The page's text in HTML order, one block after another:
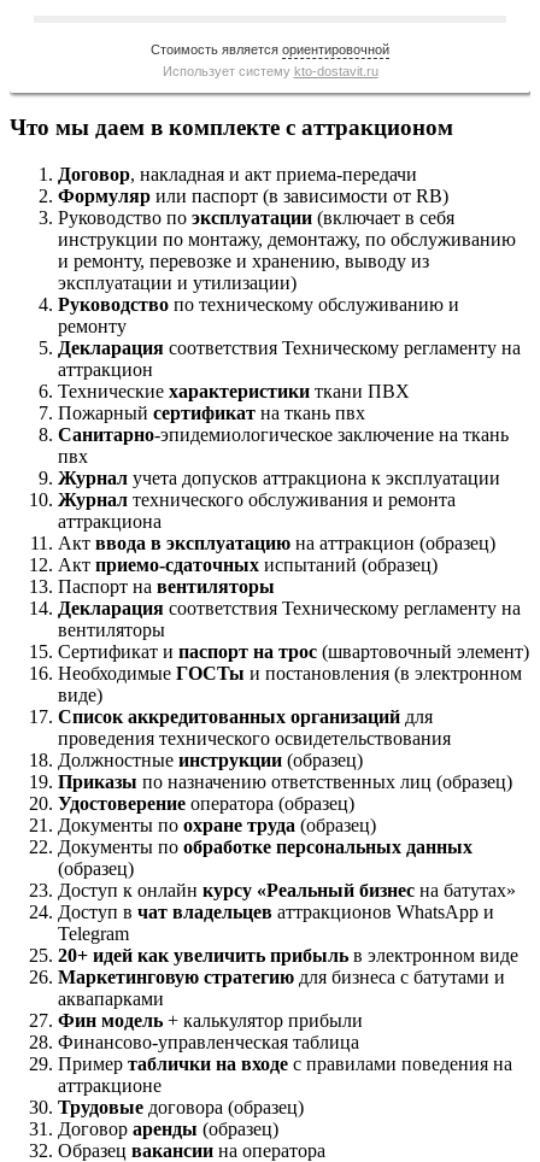
Стоимость является ориентировочной
Использует систему kto-dostavit.ru
Что мы даем в комплекте с аттракционом
Договор, накладная и акт приема-передачи
Формуляр или паспорт (в зависимости от RB)
Руководство по эксплуатации (включает в себя
инструкции по монтажу, демонтажу, по обслуживанию
и ремонту, перевозке и хранению, выводу из
эксплуатации и утилизации)
Руководство по техническому обслуживанию и
ремонту
Декларация соответствия Техническому регламенту на
аттракцион
Технические характеристики ткани ПВХ
Пожарный сертификат на ткань пвх
Санитарно-эпидемиологическое заключение на ткань
пвх
Журнал учета допусков аттракциона к эксплуатации
Журнал технического обслуживания и ремонта
аттракциона
Акт ввода в эксплуатацию на аттракцион (образец)
Акт приемо-сдаточных испытаний (образец)
Паспорт на вентиляторы
Декларация соответствия Техническому регламенту на
вентиляторы
Сертификат и паспорт на трос (швартовочный элемент)
Необходимые ГОСТы и постановления (в электронном
виде)
Список аккредитованных организаций для
проведения технического освидетельствования
Должностные инструкции (образец)
Приказы по назначению ответственных лиц (образец)
Удостоверение оператора (образец)
Документы по охране труда (образец)
Документы по обработке персональных данных
(образец)
Доступ к онлайн курсу «Реальный бизнес на батутах»
Доступ в чат владельцев аттракционов WhatsApp и
Telegram
20+ идей как увеличить прибыль в электронном виде
Маркетинговую стратегию для бизнеса с батутами и
аквапарками
Фин модель + калькулятор прибыли
Финансово-управленческая таблица
Пример таблички на входе с правилами поведения на
аттракционе
Трудовые договора (образец)
Договор аренды (образец)
Образец вакансии на оператора